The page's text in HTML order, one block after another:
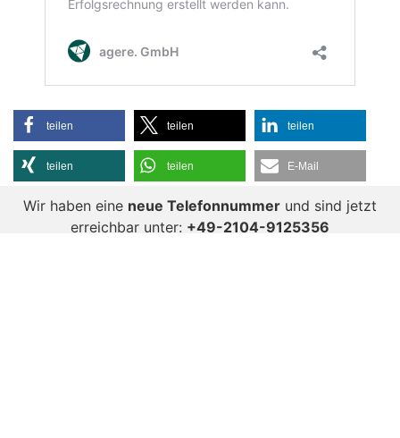
teilen teilen teilen
teilen teilen E-Mail
Wir haben eine neue Telefonnummer und sind jetzt
erreichbar unter: +49-2104-9125356